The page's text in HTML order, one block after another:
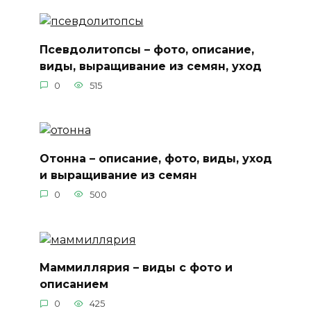
Псевдолитопсы – фото, описание,
виды, выращивание из семян, уход
0 515
Отонна – описание, фото, виды, уход
и выращивание из семян
0 500
Маммиллярия – виды с фото и
описанием
0 425